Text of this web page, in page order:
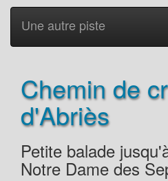
Une autre piste
Chemin de
d'Abriès
Petite balade
Notre Dame des